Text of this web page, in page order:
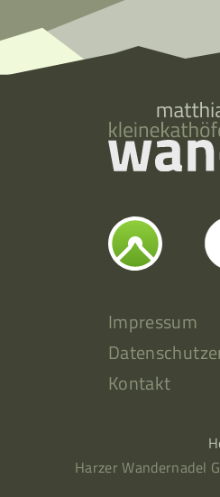
Impressum
Kontakt
Harzer Wandernadel